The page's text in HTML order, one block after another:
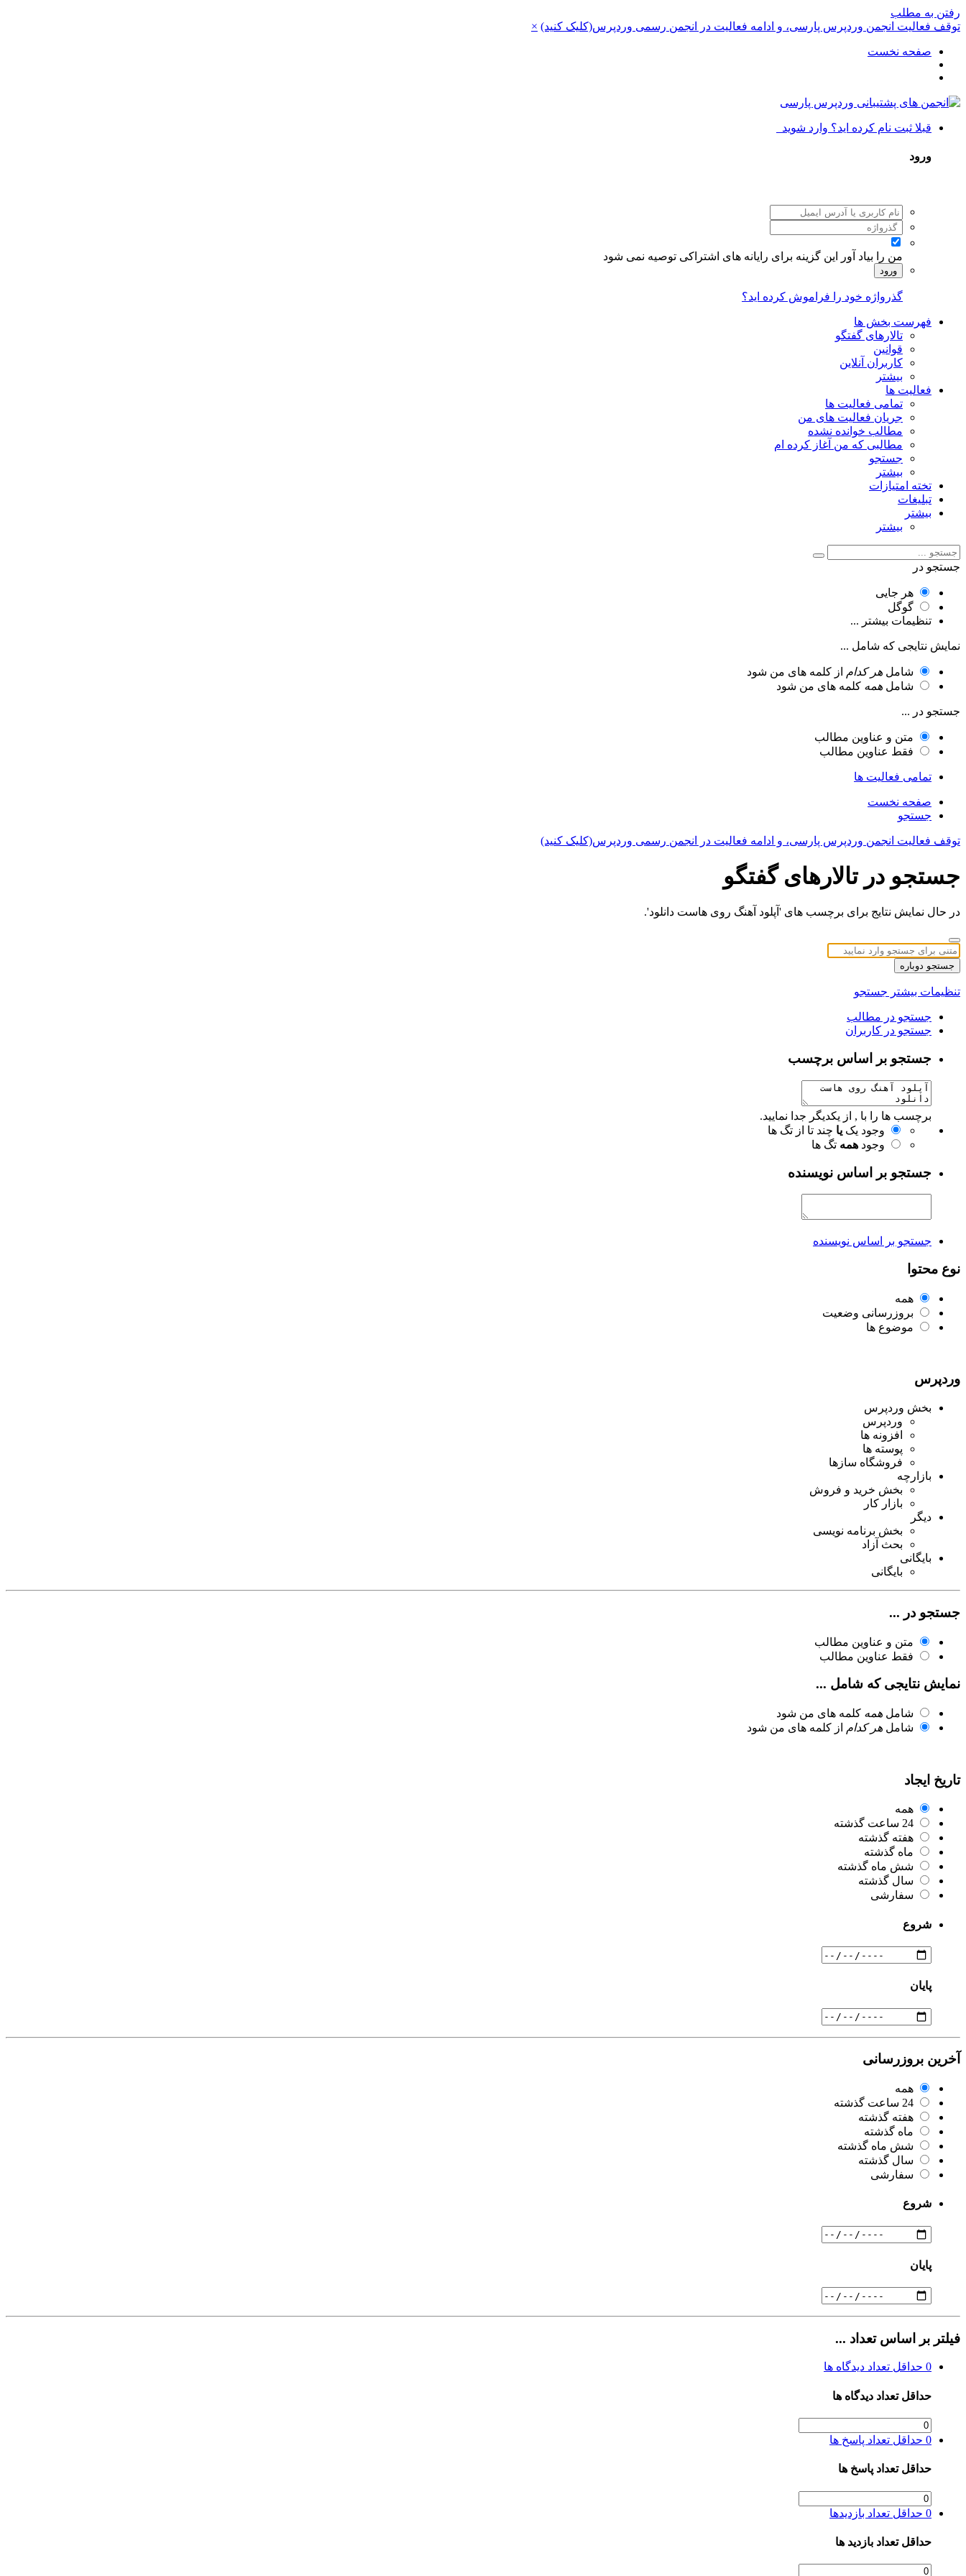
رفتن به مطلب
توقف فعالیت انجمن وردپرس پارسی، و ادامه فعالیت در انجمن رسمی وردپرس(کلیک کنید) ×
صفحه نخست
قبلا ثبت نام کرده اید؟ وارد شوید
ورود
من را بیاد آور این گزینه برای رایانه های اشتراکی توصیه نمی شود
ورود
گذرواژه خود را فراموش کرده اید؟
فهرست بخش ها
تالارهای گفتگو
قوانین
کاربران آنلاین
بیشتر
فعالیت ها
تمامی فعالیت ها
جریان فعالیت های من
مطالب خوانده نشده
مطالبی که من آغاز کرده ام
جستجو
بیشتر
تخته امتیازات
تبلیغات
بیشتر
بیشتر
جستجو در
هر جایی
گوگل
تنظیمات بیشتر ...
نمایش نتایجی که شامل ...
شامل هر کدام از کلمه های من شود
شامل همه کلمه های من شود
جستجو در ...
متن و عناوین مطالب
فقط عناوین مطالب
تمامی فعالیت ها
صفحه نخست
جستجو
توقف فعالیت انجمن وردپرس پارسی، و ادامه فعالیت در انجمن رسمی وردپرس(کلیک کنید)
جستجو در تالارهای گفتگو
در حال نمایش نتایج برای برچسب های 'آپلود آهنگ روی هاست دانلود'.
جستجو دوباره
تنظیمات بیشتر جستجو
جستجو در مطالب
جستجو در کاربران
جستجو بر اساس برچسب
برچسب ها را با , از یکدیگر جدا نمایید.
وجود یک یا چند تا از تگ ها
وجود همه تگ ها
جستجو بر اساس نویسنده
جستجو بر اساس نویسنده
نوع محتوا
همه
بروزرسانی وضعیت
موضوع ها
وردپرس
بخش وردپرس
وردپرس
افزونه ها
پوسته ها
فروشگاه سازها
بازارچه
بخش خرید و فروش
بازار کار
دیگر
بخش برنامه نویسی
بحث آزاد
بایگانی
بایگانی
جستجو در ...
متن و عناوین مطالب
فقط عناوین مطالب
نمایش نتایجی که شامل ...
شامل همه کلمه های من شود
شامل هر کدام از کلمه های من شود
تاریخ ایجاد
همه
24 ساعت گذشته
هفته گذشته
ماه گذشته
شش ماه گذشته
سال گذشته
سفارشی
شروع
پایان
آخرین بروزرسانی
همه
24 ساعت گذشته
هفته گذشته
ماه گذشته
شش ماه گذشته
سال گذشته
سفارشی
شروع
پایان
فیلتر بر اساس تعداد ...
0 حداقل تعداد دیدگاه ها
حداقل تعداد دیدگاه ها
0 حداقل تعداد پاسخ ها
حداقل تعداد پاسخ ها
0 حداقل تعداد بازدیدها
حداقل تعداد بازدید ها